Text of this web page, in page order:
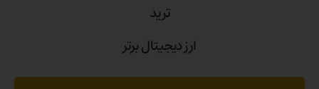
ترید
ارز دیجیتال برتر